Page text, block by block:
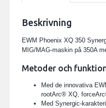
Beskrivning
EWM Phoenix XQ 350
MIG/MAG-maskin på 350A
Metoder och
Med de innovativa
rootArc® XQ,
Med Synergic-